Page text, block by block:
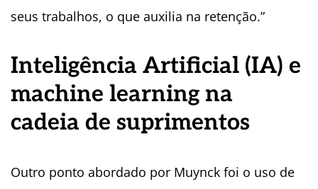
seus trabalhos, o que auxilia na retenção.”
Inteligência Artificial (IA) e
machine learning na
cadeia de suprimentos
Outro ponto abordado por Muynck foi o uso de